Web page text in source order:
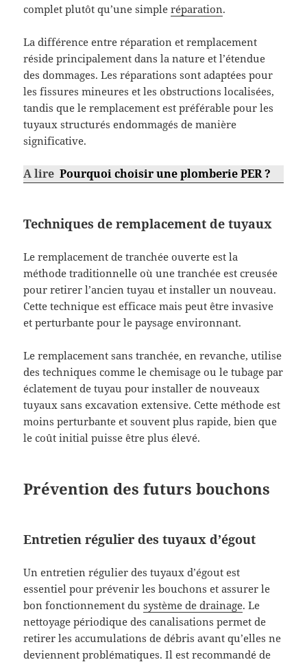
complet plutôt qu’une simpleréparation.
La différence entre réparation et remplacement
réside principalement dans la nature et l’étendue
des dommages. Les réparations sont adaptées pour
les fissures mineures et les obstructions localisées,
tandis que le remplacement est préférable pour les
tuyaux structurés endommagés de manière
significative.
A lire Pourquoi choisir une plomberie PER ?
Techniques de remplacement de tuyaux
Le remplacement de tranchée ouverte est la
méthode traditionnelle où une tranchée est creusée
pour retirer l’ancien tuyau et installer un nouveau.
Cette technique est efficace mais peut être invasive
et perturbante pour le paysage environnant.
Le remplacement sans tranchée, en revanche, utilise
des techniques comme le chemisage ou le tubage par
éclatement de tuyau pour installer de nouveaux
tuyaux sans excavation extensive. Cette méthode est
moins perturbante et souvent plus rapide, bien que
le coût initial puisse être plus élevé.
Prévention des futurs bouchons
Entretien régulier des tuyaux d’égout
Un entretien régulier des tuyaux d’égout est
essentiel pour prévenir les bouchons et assurer le
bon fonctionnement dusystème de drainage. Le
nettoyage périodique des canalisations permet de
retirer les accumulations de débris avant qu’elles ne
deviennent problématiques. Il est recommandé de